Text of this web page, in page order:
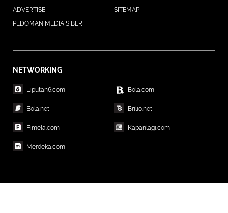
ADVERTISE
SITEMAP
PEDOMAN MEDIA SIBER
NETWORKING
Liputan6.com Bola.com
Bola.net Brilio.net
Fimela.com Kapanlagi.com
Merdeka.com